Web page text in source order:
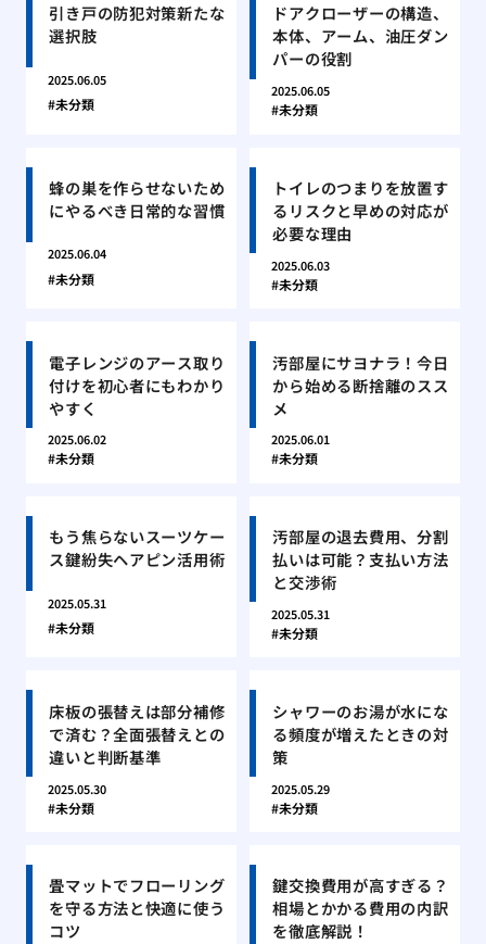
引き戸の防犯対策新たな
選択肢
2025.06.05
未分類
ドアクローザーの構造、
本体、アーム、油圧ダン
パーの役割
2025.06.05
未分類
蜂の巣を作らせないため
にやるべき日常的な習慣
2025.06.04
未分類
トイレのつまりを放置す
るリスクと早めの対応が
必要な理由
2025.06.03
未分類
電子レンジのアース取り
付けを初心者にもわかり
やすく
2025.06.02
未分類
汚部屋にサヨナラ！今日
から始める断捨離のスス
メ
2025.06.01
未分類
もう焦らないスーツケー
ス鍵紛失ヘアピン活用術
2025.05.31
未分類
汚部屋の退去費用、分割
払いは可能？支払い方法
と交渉術
2025.05.31
未分類
床板の張替えは部分補修
で済む？全面張替えとの
違いと判断基準
2025.05.30
未分類
シャワーのお湯が水にな
る頻度が増えたときの対
策
2025.05.29
未分類
畳マットでフローリング
を守る方法と快適に使う
コツ
鍵交換費用が高すぎる？
相場とかかる費用の内訳
を徹底解説！